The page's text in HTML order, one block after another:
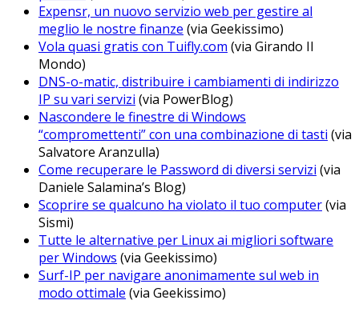
Expensr, un nuovo servizio web per gestire al
meglio le nostre finanze (via Geekissimo)
Vola quasi gratis con Tuifly.com (via Girando Il
Mondo)
DNS-o-matic, distribuire i cambiamenti di indirizzo
IP su vari servizi (via PowerBlog)
Nascondere le finestre di Windows
“compromettenti” con una combinazione di tasti (via
Salvatore Aranzulla)
Come recuperare le Password di diversi servizi (via
Daniele Salamina’s Blog)
Scoprire se qualcuno ha violato il tuo computer(via
Sismi)
Tutte le alternative per Linux ai migliori software
per Windows (via Geekissimo)
Surf-IP per navigare anonimamente sul web in
modo ottimale (via Geekissimo)